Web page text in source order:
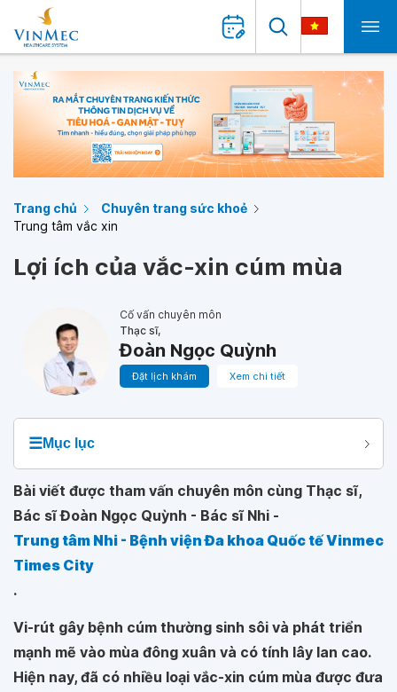
Trang chủ
Chuyên trang sức khoẻ
Trung tâm vắc xin
Lợi ích của vắc-xin cúm mùa
Cố vấn chuyên môn
Thạc sĩ,
Đoàn Ngọc Quỳnh
Đặt lịch khám Xem chi tiết
☰Mục lục
Bài viết được tham vấn chuyên môn cùng Thạc sĩ,
Bác sĩ Đoàn Ngọc Quỳnh - Bác sĩ Nhi -
Trung tâm Nhi - Bệnh viện Đa khoa Quốc tế Vinmec
Times City
.
Vi-rút gây bệnh cúm thường sinh sôi và phát triển
mạnh mẽ vào mùa đông xuân và có tính lây lan cao.
Hiện nay, đã có nhiều loại vắc-xin cúm mùa được đưa